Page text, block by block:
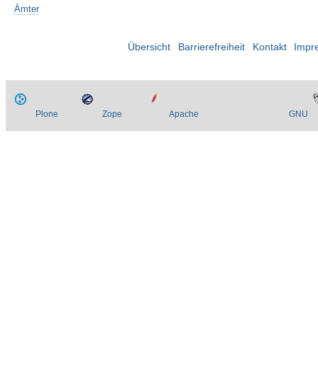
Ämter
Übersicht Barrierefreiheit Kontakt
Plone Zope Apache GNU